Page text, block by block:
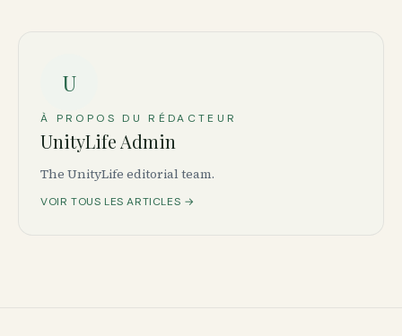
U
À PROPOS DU RÉDACTEUR
UnityLife Admin
The UnityLife editorial team.
VOIR TOUS LES ARTICLES →